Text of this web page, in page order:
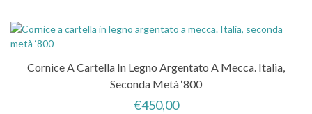
Cornice A Cartella In Legno Argentato A Mecca. Italia,
Seconda Metà ‘800
€450,00